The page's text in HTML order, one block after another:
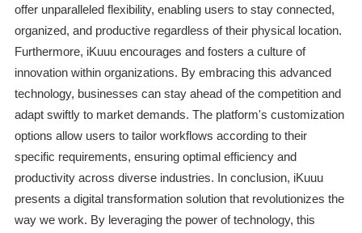
offer unparalleled flexibility, enabling users to stay connected,
organized, and productive regardless of their physical location.
Furthermore, iKuuu encourages and fosters a culture of
innovation within organizations. By embracing this advanced
technology, businesses can stay ahead of the competition and
adapt swiftly to market demands. The platform's customization
options allow users to tailor workflows according to their
specific requirements, ensuring optimal efficiency and
productivity across diverse industries. In conclusion, iKuuu
presents a digital transformation solution that revolutionizes the
way we work. By leveraging the power of technology, this